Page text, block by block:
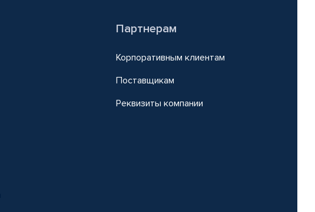
Партнерам
Корпоративным клиентам
Поставщикам
Реквизиты компании